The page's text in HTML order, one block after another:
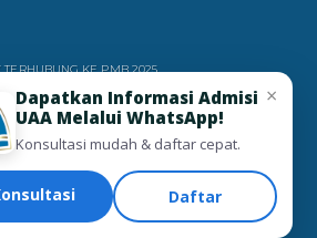
TERHUBUNG KE PMB 2025
×
Dapatkan Informasi Admisi
UAA Melalui WhatsApp!
Konsultasi mudah & daftar cepat.
Daftar